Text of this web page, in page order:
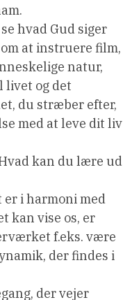
hvad Gud siger
at instruere film,
natur,
livet og det
du stræber efter,
med at leve dit liv
kan du lære ud
i harmoni med
kan vise os, er
f.eks. være
der findes i
der vejer